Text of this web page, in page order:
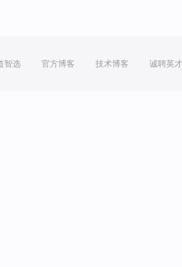
智选 官方博客 技术博客 诚聘英才